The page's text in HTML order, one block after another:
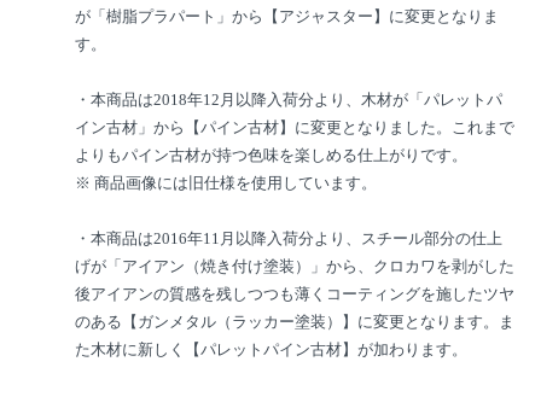
が「樹脂プラパート」から【アジャスター】に変更となりま
す。
・本商品は2018年12月以降入荷分より、木材が「パレットパ
イン古材」から【パイン古材】に変更となりました。これまで
よりもパイン古材が持つ色味を楽しめる仕上がりです。
※ 商品画像には旧仕様を使用しています。
・本商品は2016年11月以降入荷分より、スチール部分の仕上
げが「アイアン（焼き付け塗装）」から、クロカワを剥がした
後アイアンの質感を残しつつも薄くコーティングを施したツヤ
のある【ガンメタル（ラッカー塗装）】に変更となります。ま
た木材に新しく【パレットパイン古材】が加わります。